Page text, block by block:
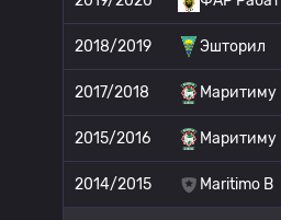
2018/2019 Эшторил
2017/2018 Маритиму
2015/2016 Маритиму
2014/2015 Maritimo B